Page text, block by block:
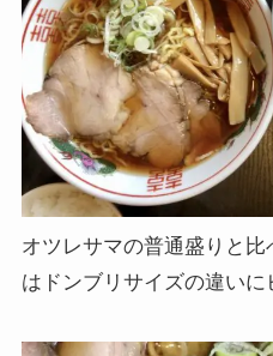
オツレサマの普通盛りと
はドンブリサイズの違い